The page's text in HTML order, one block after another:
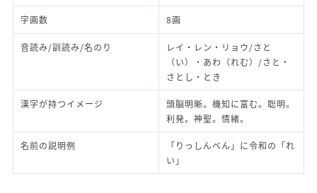
字画数 8画
音読み/訓読み/名のり
レイ・レン・リョウ/さと
（い）・あわ（れむ）/さと・
さとし・とき
漢字が持つイメージ
頭脳明晰。機知に富む。聡明。
利発。神聖。情緒。
名前の説明例
「りっしんべん」に令和の「れ
い」